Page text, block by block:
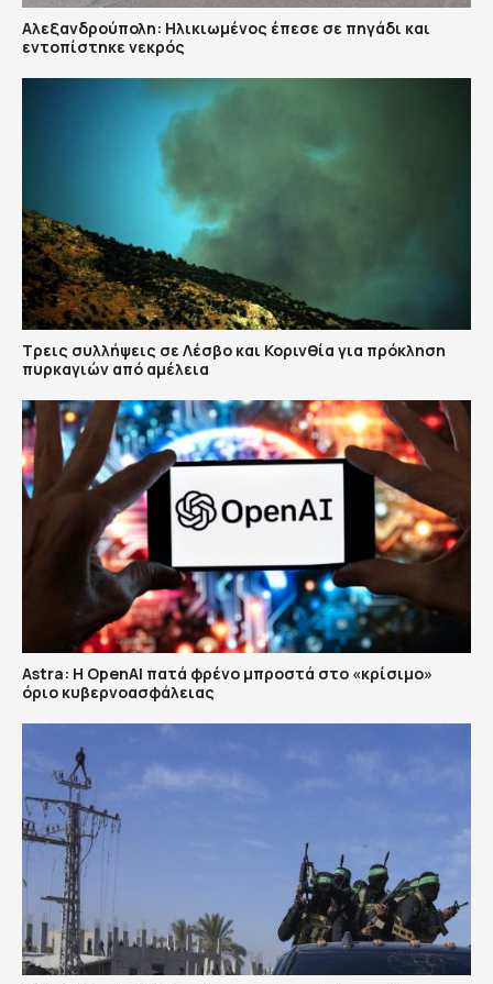
Αλεξανδρούπολη: Ηλικιωμένος έπεσε σε πηγάδι και
εντοπίστηκε νεκρός
Τρεις συλλήψεις σε Λέσβο και Κορινθία για πρόκληση
πυρκαγιών από αμέλεια
Astra: Η OpenAI πατά φρένο μπροστά στο «κρίσιμο»
όριο κυβερνοασφάλειας